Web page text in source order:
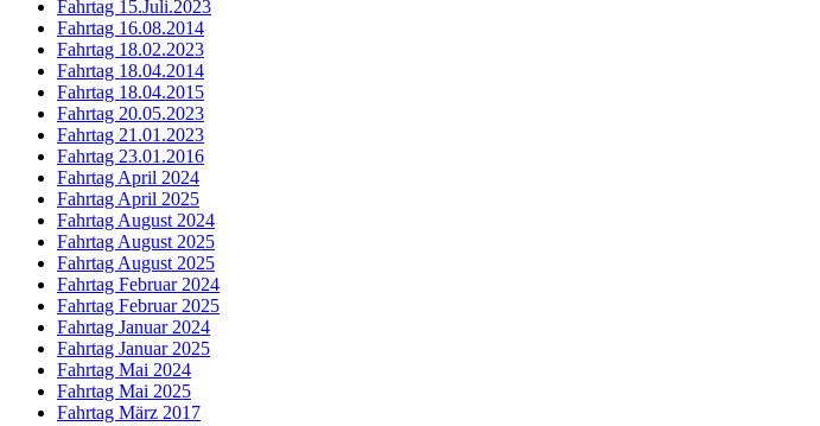
Fahrtag 15.Juli.2023
Fahrtag 16.08.2014
Fahrtag 18.02.2023
Fahrtag 18.04.2014
Fahrtag 18.04.2015
Fahrtag 20.05.2023
Fahrtag 21.01.2023
Fahrtag 23.01.2016
Fahrtag April 2024
Fahrtag April 2025
Fahrtag August 2024
Fahrtag August 2025
Fahrtag August 2025
Fahrtag Februar 2024
Fahrtag Februar 2025
Fahrtag Januar 2024
Fahrtag Januar 2025
Fahrtag Mai 2024
Fahrtag Mai 2025
Fahrtag März 2017